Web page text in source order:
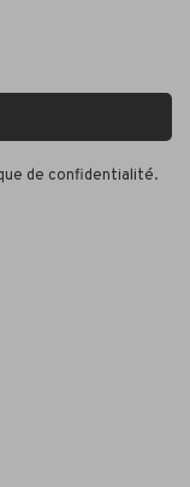
de confidentialité.